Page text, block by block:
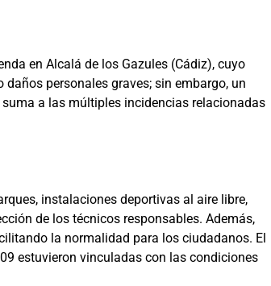
en Alcalá de los Gazules (Cádiz), cuyo
personales graves; sin embargo, un
a las múltiples incidencias relacionadas
instalaciones deportivas al aire libre,
de los técnicos responsables. Además,
la normalidad para los ciudadanos. El
estuvieron vinculadas con las condiciones